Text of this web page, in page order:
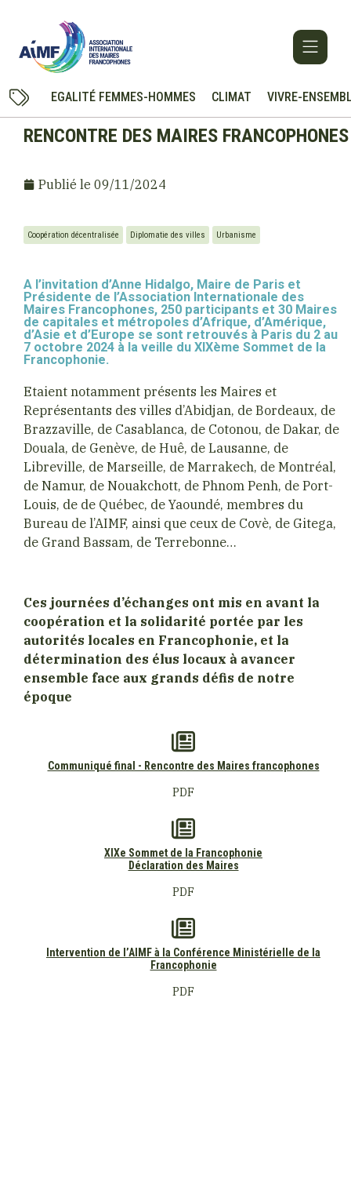
EGALITÉ FEMMES-HOMMES CLIMAT VIVRE-
RENCONTRE DES MAIRES FRANCOPHONES
Publié le 09/11/2024
Coopération décentralisée Diplomatie des villes Urbanisme
A l’invitation d’Anne Hidalgo, Maire de Paris et
Présidente de l’Association Internationale des
Maires Francophones, 250 participants et 30 Maires
de capitales et métropoles d’Afrique, d’Amérique,
d’Asie et d’Europe se sont retrouvés à Paris du 2 au
7 octobre 2024 à la veille du XIXème Sommet de la
Francophonie.
Etaient notamment présents les Maires et
Représentants des villes d’Abidjan, de Bordeaux, de
Brazzaville, de Casablanca, de Cotonou, de Dakar, de
Douala, de Genève, de Huê, de Lausanne, de
Libreville, de Marseille, de Marrakech, de Montréal,
de Namur, de Nouakchott, de Phnom Penh, de Port-
Louis, de de Québec, de Yaoundé, membres du
Bureau de l’AIMF, ainsi que ceux de Covè, de Gitega,
de Grand Bassam, de Terrebonne…
Ces journées d’échanges ont mis en avant la
coopération et la solidarité portée par les
autorités locales en Francophonie, et la
détermination des élus locaux à avancer
ensemble face aux grands défis de notre
époque
Communiqué final - Rencontre des Maires francophones
PDF
XIXe Sommet de la Francophonie
Déclaration des Maires
PDF
Intervention de l’AIMF à la Conférence Ministérielle de la
Francophonie
PDF